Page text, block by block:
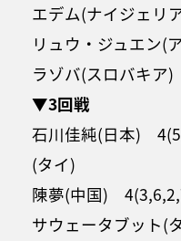
エデム(ナイジェリ
リュウ・ジュエン
ラゾバ(スロバキア)
▼3回戦
石川佳純(日本)
(タイ)
陳夢(中国)
サウェータブット